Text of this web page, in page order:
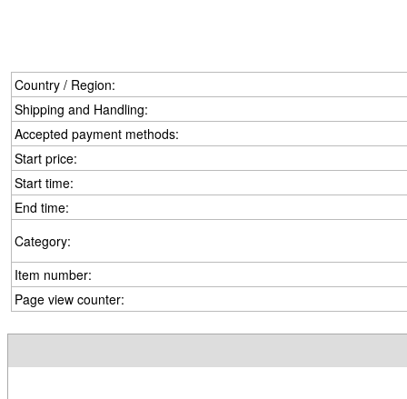
Country / Region:
Shipping and Handling:
Accepted payment methods:
Start price:
Start time:
End time:
Category:
Item number:
Page view counter: